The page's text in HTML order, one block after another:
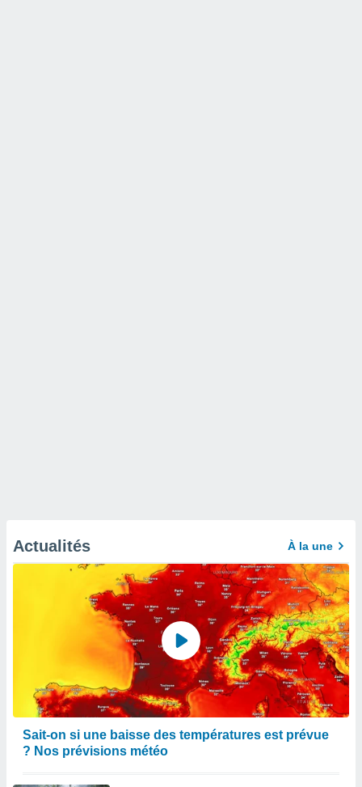
Actualités À la une
Sait-on si une baisse des températures est prévue
? Nos prévisions météo